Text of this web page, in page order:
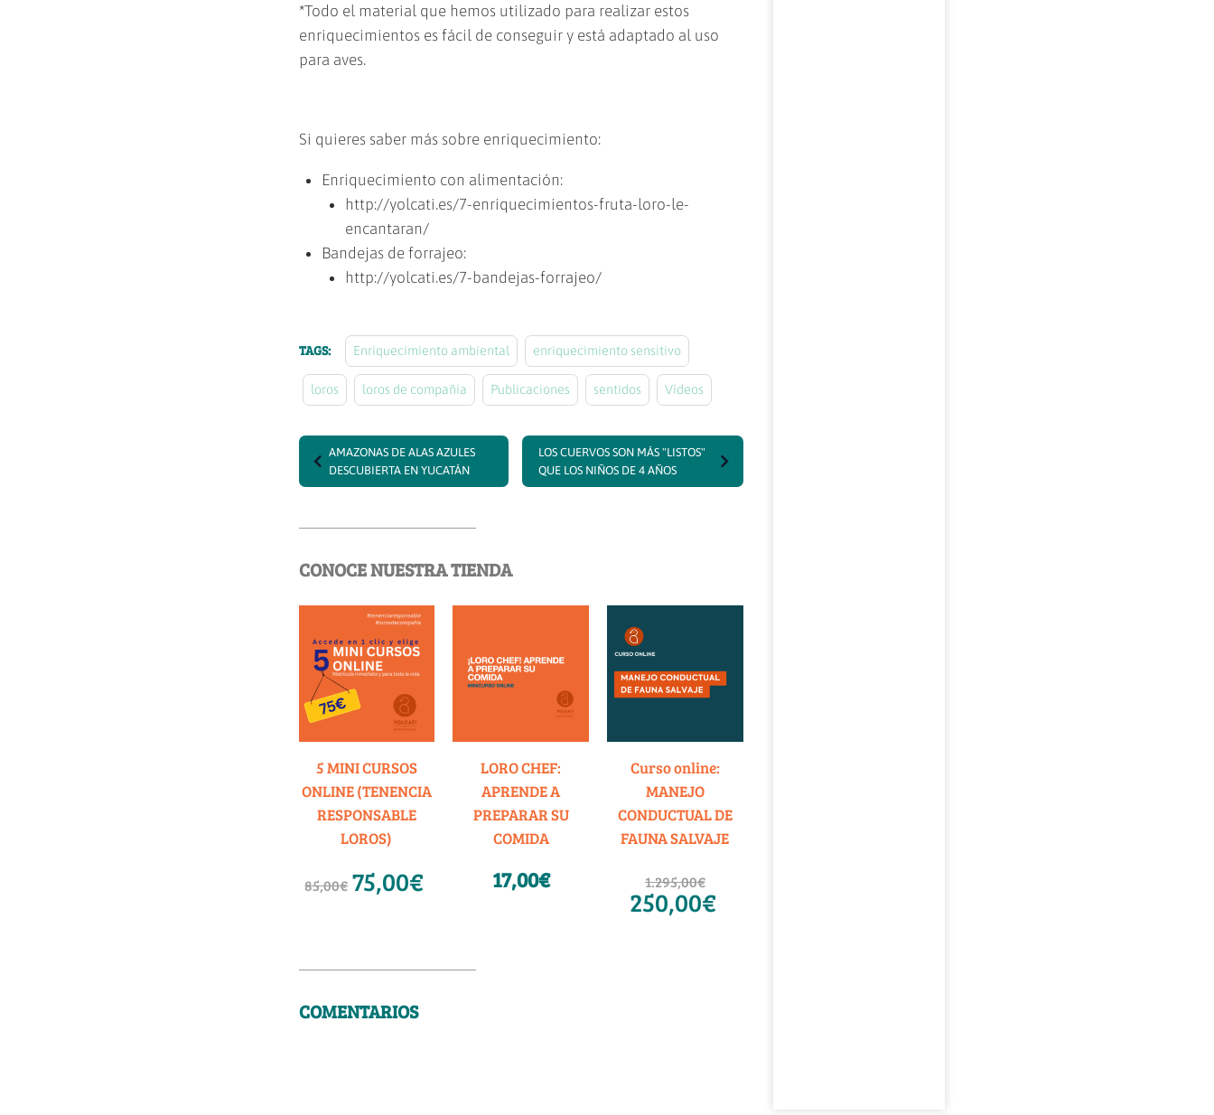
*Todo el material que hemos utilizado para realizar estos
enriquecimientos es fácil de conseguir y está adaptado al uso
para aves.
Si quieres saber más sobre enriquecimiento:
Enriquecimiento con alimentación:
http://yolcati.es/7-enriquecimientos-fruta-loro-le-
encantaran/
Bandejas de forrajeo:
http://yolcati.es/7-bandejas-forrajeo/
TAGS: Enriquecimiento ambiental enriquecimiento sensitivo
loros loros de compañía Publicaciones sentidos Vídeos
AMAZONAS DE ALAS AZULES
DESCUBIERTA EN YUCATÁN
LOS CUERVOS SON MÁS "LISTOS"
QUE LOS NIÑOS DE 4 AÑOS
CONOCE NUESTRA TIENDA
5 MINI CURSOS
ONLINE (TENENCIA
RESPONSABLE
LOROS)
85,00€ 75,00€
LORO CHEF:
APRENDE A
PREPARAR SU
COMIDA
17,00€
Curso online:
MANEJO
CONDUCTUAL DE
FAUNA SALVAJE
1.295,00€
250,00€
COMENTARIOS